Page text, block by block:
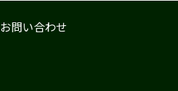
お問い合わせ